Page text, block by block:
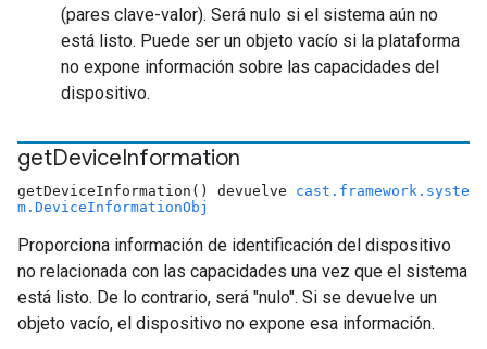
(pares clave-valor). Será nulo si el sistema aún no
está listo. Puede ser un objeto vacío si la plataforma
no expone información sobre las capacidades del
dispositivo.
getDeviceInformation
getDeviceInformation() devuelve cast.framework.syste
m.DeviceInformationObj
Proporciona información de identificación del dispositivo
no relacionada con las capacidades una vez que el sistema
está listo. De lo contrario, será "nulo". Si se devuelve un
objeto vacío, el dispositivo no expone esa información.